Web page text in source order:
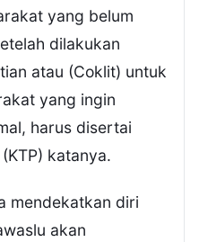
yang belum
dilakukan
atau (Coklit) untuk
yang ingin
harus disertai
katanya.
mendekatkan diri
akan